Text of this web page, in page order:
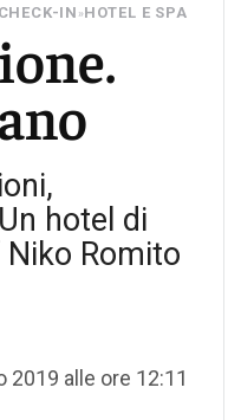
IN »HOTEL E SPA
hotel di
Romito
2019 alle ore 12:11